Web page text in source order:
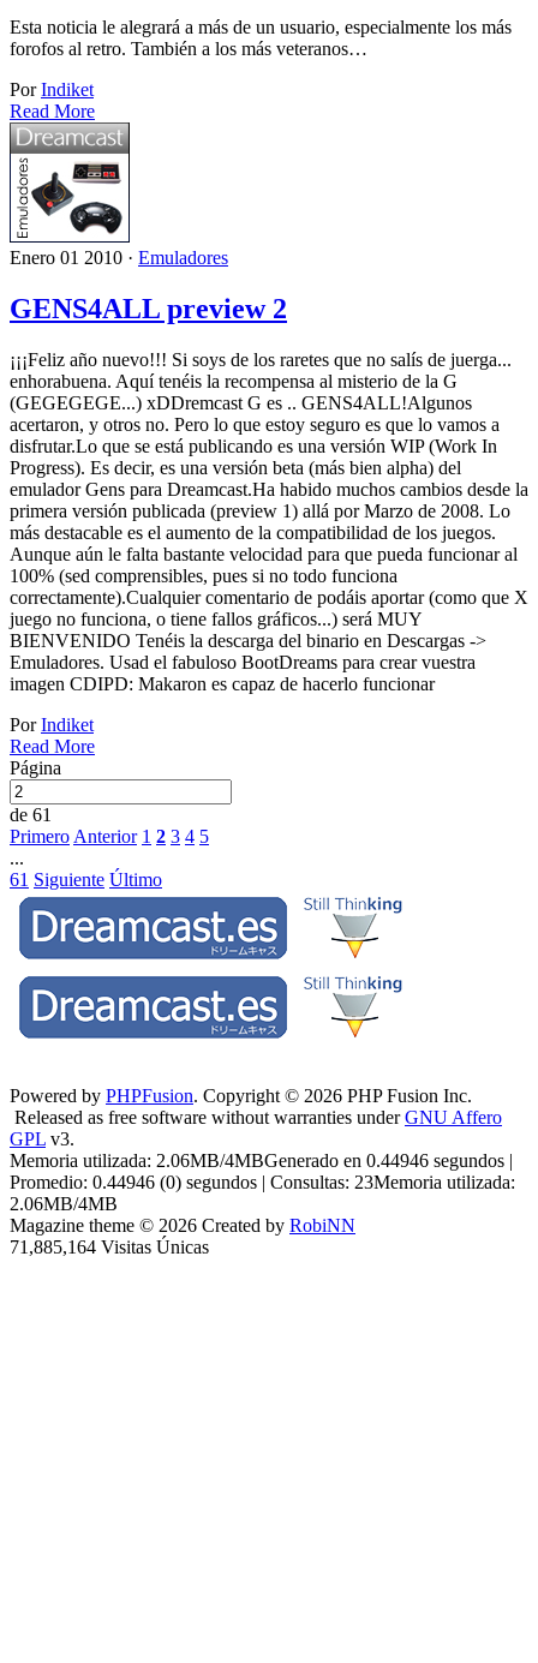
Esta noticia le alegrará a más de un usuario, especialmente los más
forofos al retro. También a los más veteranos…
PorIndiket
Read More
Enero 01 2010 · Emuladores
GENS4ALL preview 2
¡¡¡Feliz año nuevo!!! Si soys de los raretes que no salís de juerga...
enhorabuena. Aquí tenéis la recompensa al misterio de la G
(GEGEGEGE...) xDDremcast G es .. GENS4ALL!Algunos
acertaron, y otros no. Pero lo que estoy seguro es que lo vamos a
disfrutar.Lo que se está publicando es una versión WIP (Work In
Progress). Es decir, es una versión beta (más bien alpha) del
emulador Gens para Dreamcast.Ha habido muchos cambios desde la
primera versión publicada (preview 1) allá por Marzo de 2008. Lo
más destacable es el aumento de la compatibilidad de los juegos.
Aunque aún le falta bastante velocidad para que pueda funcionar al
100% (sed comprensibles, pues si no todo funciona
correctamente).Cualquier comentario de podáis aportar (como que X
juego no funciona, o tiene fallos gráficos...) será MUY
BIENVENIDO Tenéis la descarga del binario en Descargas ->
Emuladores. Usad el fabuloso BootDreams para crear vuestra
imagen CDIPD: Makaron es capaz de hacerlo funcionar
PorIndiket
Read More
Página
de 61
Primero Anterior 1 2 3 4 5
...
61 Siguiente Último
Powered by PHPFusion. Copyright © 2026 PHP Fusion Inc.
Released as free software without warranties underGNU Affero
GPL v3.
Memoria utilizada: 2.06MB/4MBGenerado en 0.44946 segundos |
Promedio: 0.44946 (0) segundos | Consultas: 23Memoria utilizada:
2.06MB/4MB
Magazine theme © 2026 Created by RobiNN
71,885,164 Visitas Únicas